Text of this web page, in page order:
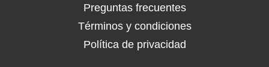
Preguntas frecuentes
Términos y condiciones
Política de privacidad